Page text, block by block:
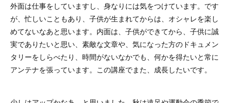
外面は仕事をしていますし、身なりには気をつけています。です
が、忙しいこともあり、子供が生まれてからは、オシャレを楽し
めてないなあと思います。内面は、子供ができてから、子供に誠
実でありたいと思い、素敵な文章や、気になった方のドキュメン
タリーをしらべたり、時間がないなかでも、何かを得たいと常に
アンテナを張っています。この講座でまた、成長したいです。